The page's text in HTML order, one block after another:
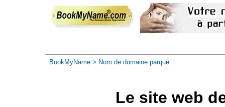
BookMyName > Nom de domaine parqué
Le site web